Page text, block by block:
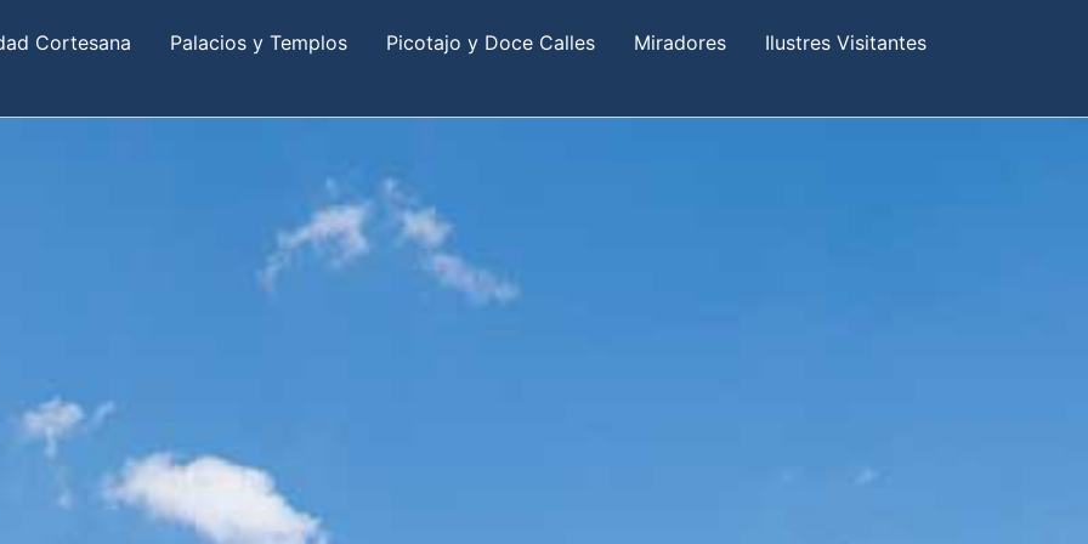
Cortesana Palacios y Templos Picotajo y Doce Calles Miradores
Ilustres Visitantes